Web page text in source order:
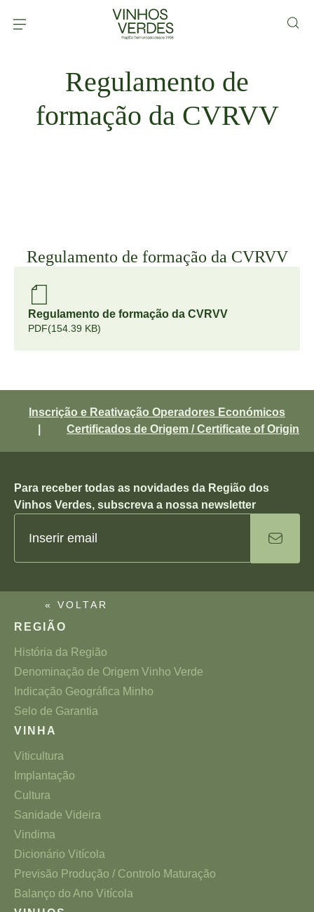
Regulamento de
formação da CVRVV
Regulamento de formação da CVRVV
Regulamento de formação da CVRVV
PDF(154.39 KB)
Inscrição e Reativação Operadores Económicos
Certificados de Origem / Certificate of Origin
Para receber todas as novidades da Região dos
Vinhos Verdes, subscreva a nossa newsletter
« VOLTAR
REGIÃO
História da Região
Denominação de Origem Vinho Verde
Indicação Geográfica Minho
Selo de Garantia
VINHA
Viticultura
Implantação
Cultura
Sanidade Videira
Vindima
Dicionário Vitícola
Previsão Produção / Controlo Maturação
Balanço do Ano Vitícola